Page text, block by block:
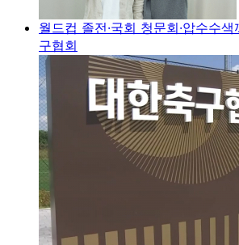
월드컵 졸전·국회 청문회·압수수
구협회